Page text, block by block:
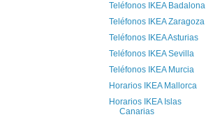
Teléfonos IKEA Badalona
Teléfonos IKEA Zaragoza
Teléfonos IKEA Asturias
Teléfonos IKEA Sevilla
Teléfonos IKEA Murcia
Horarios IKEA Mallorca
Horarios IKEA Islas
Canarias